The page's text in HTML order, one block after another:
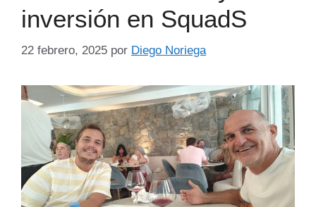
inversión en SquadS
22 febrero, 2025 por Diego Noriega